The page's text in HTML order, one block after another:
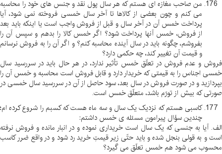
من صاحب مغازه ای هستم که هر سال پول نقد و جنس های خود را محاسبه
می کنم و چون بعضی از کالاها تا آخر سال خمسی فروخته نمی شود، آیا
پرداخت خمس آن در آخر سال و قبل از فروش واجب است یا اینکه باید بعد
از فروش، خمس آنها پرداخت شود؟ اگر خمس کالا را بدهم و سپس آن را
بفروشم، چگونه باید در سال آینده محاسبه کنم؟ و اگر آن را به فروش نرسانم
و قیمت آن تغییر کند، چه حکمی دارد؟
فروش و عدم فروش در تعلّق خمس تأثیر ندارد، در هر حال باید در سررسید سال
خمسی اجناس را به قیمتی که خریدار دارد و قابل فروش است محاسبه و خمس آن را
بپردازید و در صورت فروش در سال بعد، سود حاصل از آن در سررسید سال خمسی در
صورتی که بیش از تورّم باشد، متعلّق خمس است.
کاسبی هستم که نزدیک یک سال و سه ماه هست که کسبم را شروع کرده ام؛
چندین سؤال پیرامون مسئله ی خمس داشتم:
الف. آیا به جنسی که یک سال است خریداری نموده و در انبار مانده و فروش نرفته
است و به قولی بنجل شده و باید حتّی زیر قیمتِ خرید رد شود و در واقع ضرر کاسب
محسوب می شود هم خمس تعلّق می گیرد؟